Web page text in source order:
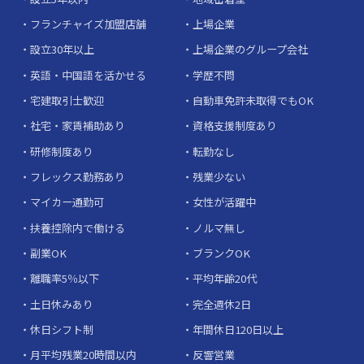
フランチャイズ加盟店舗
上場企業
設立30年以上
上場企業のグループ会社
英語・中国語を活かせる
学歴不問
宅建取引士歓迎
自動車免許未取得でもOK
社宅・家賃補助あり
資格支援制度あり
研修制度あり
転勤なし
フレックス勤務あり
残業少ない
マイカー通勤可
女性が活躍中
扶養控除内で働ける
ノルマ無し
副業OK
ブランクOK
離職率5％以下
平均年齢20代
土日休みあり
完全週休2日
休日シフト制
年間休日120日以上
月平均残業20時間以内
反響営業